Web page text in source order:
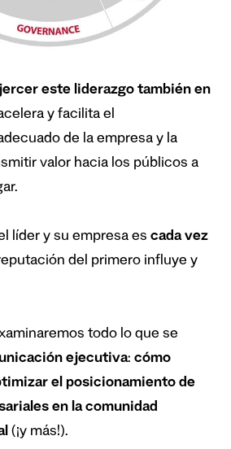
este liderazgo también en
y facilita el
de la empresa y la
valor hacia los públicos a
líder y su empresa es cada vez
del primero influye y
todo lo que se
ejecutiva: cómo
el posicionamiento de
en la comunidad
(¡y más!).